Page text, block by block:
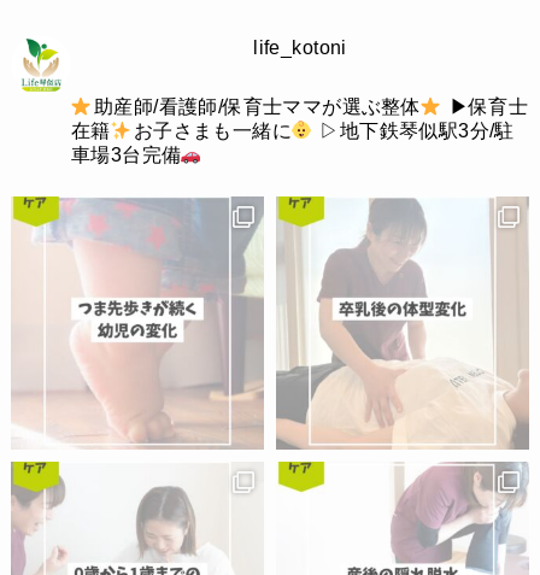
life_kotoni
助産師/看護師/保育士ママが選ぶ整体
▶︎保育士
在籍
お子さまも一緒に
▷地下鉄琴似駅3分/駐
車場3台完備